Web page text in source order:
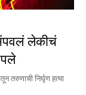
लेकीचं
तरुणाची निर्घृण हत्या